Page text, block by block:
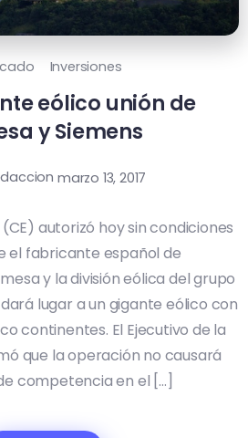
Inversiones
eólico unión de
y Siemens
marzo 13, 2017
autorizó hoy sin condiciones
el fabricante español de
y la división eólica del grupo
lugar a un gigante eólico con
continentes. El Ejecutivo de la
que la operación no causará
competencia en el […]